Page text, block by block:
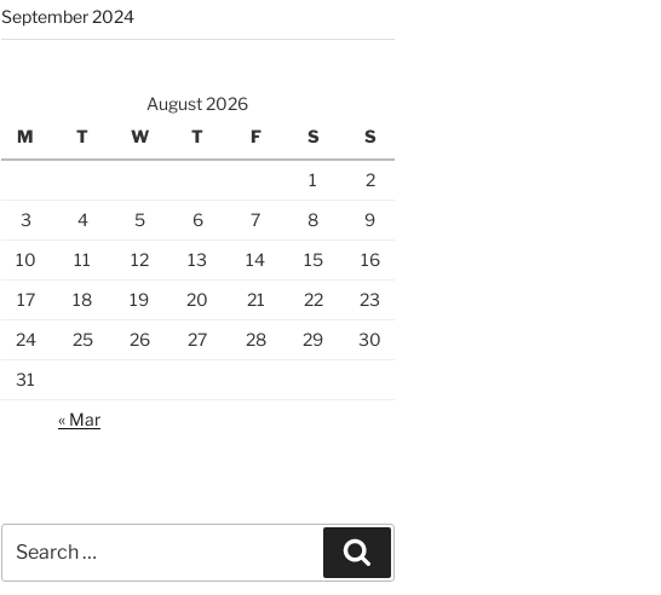
September 2024
August 2026
M
T W T F S S
1
2
3
4 5 6 7 8
9
10
11 12 13 14 15
16
17
18 19 20 21 22
23
24
25 26 27 28 29
30
31
« Mar
for: